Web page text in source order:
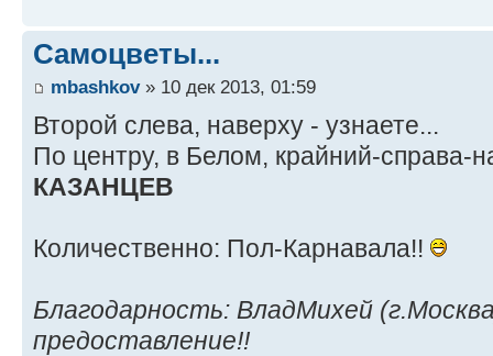
Самоцветы...
mbashkov» 10 дек 2013, 01:59
Второй слева, наверху - узнаете...
По центру, в Белом, крайний-справа-
КАЗАНЦЕВ
Количественно: Пол-Карнавала!!
Благодарность: ВладМихей
предоставление!!